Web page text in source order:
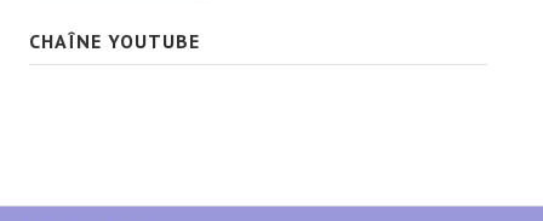
CHAÎNE YOUTUBE